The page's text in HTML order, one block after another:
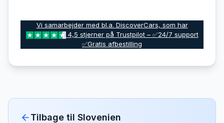
Vi samarbejder med bl.a. DiscoverCars, som har
4,5 stjerner på Trustpilot – ✅24/7 support
✅Gratis afbestilling
Tilbage til Slovenien